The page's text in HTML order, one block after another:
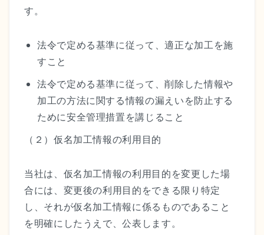
す。
法令で定める基準に従って、適正な加工を施
すこと
法令で定める基準に従って、削除した情報や
加工の方法に関する情報の漏えいを防止する
ために安全管理措置を講じること
（２）仮名加工情報の利用目的
当社は、仮名加工情報の利用目的を変更した場
合には、変更後の利用目的をできる限り特定
し、それが仮名加工情報に係るものであること
を明確にしたうえで、公表します。